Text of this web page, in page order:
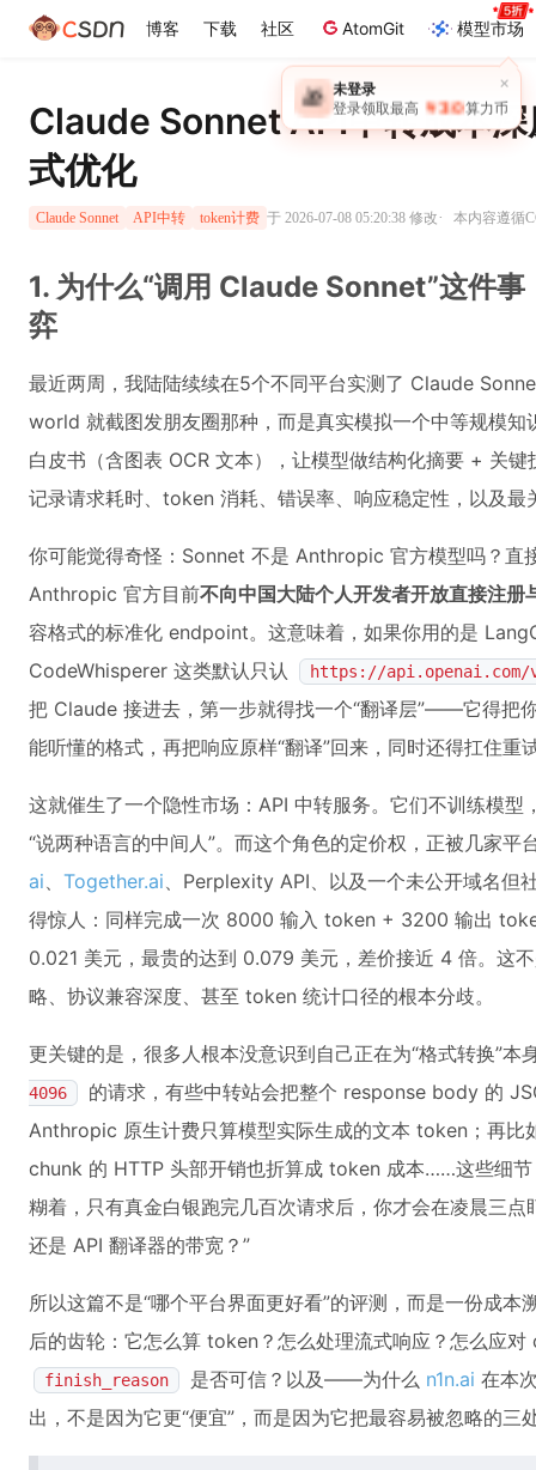
博客 下载 社区 AtomGit 模型市场
×
🎁 未登录
登录领取最高 ￥30 算力币
Claude Sonnet API中转成本
式优化
Claude Sonnet API中转 token计费 于 2026-07-08 05:20:38 修改· 本内容遵循
1. 为什么“调用 Claude Sonnet”这件
弈
最近两周，我陆陆续续在5个不同平台实测了 Claude
world 就截图发朋友圈那种，而是真实模拟一个中等规模
白皮书（含图表 OCR 文本），让模型做结构化摘要 + 关
记录请求耗时、token 消耗、错误率、响应稳定性，以及
你可能觉得奇怪：Sonnet 不是 Anthropic 官方模型吗？直
Anthropic 官方目前不向中国大陆个人开发者开放直接注册
容格式的标准化 endpoint。这意味着，如果你用的是
CodeWhisperer 这类默认只认
https://api.openai.com/
把 Claude 接进去，第一步就得找一个“翻译层”——它得把
能听懂的格式，再把响应原样“翻译”回来，同时还得扛住
这就催生了一个隐性市场：API 中转服务。它们不训练模
“说两种语言的中间人”。而这个角色的定价权，正被几家
ai、 Together.ai、Perplexity API、以及一个未公开域名但
得惊人：同样完成一次 8000 输入 token + 3200 输出
0.021 美元，最贵的达到 0.079 美元，差价接近 4 倍。这
略、协议兼容深度、甚至 token 统计口径的根本分歧。
更关键的是，很多人根本没意识到自己正在为“格式转换”
4096
的请求，有些中转站会把整个 response body 的
Anthropic 原生计费只算模型实际生成的文本 token；再比
chunk 的 HTTP 头部开销也折算成 token 成本……这些细
糊着，只有真金白银跑完几百次请求后，你才会在凌晨三
还是 API 翻译器的带宽？”
所以这篇不是“哪个平台界面更好看”的评测，而是一份成
后的齿轮：它怎么算 token？怎么处理流式响应？怎么应
finish_reason 是否可信？以及——为什么 n1n.ai 在本
出，不是因为它更“便宜”，而是因为它把最容易被忽略的三